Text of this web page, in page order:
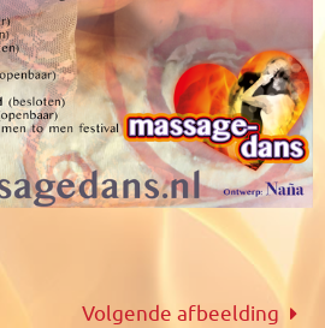
Volgende afbeelding